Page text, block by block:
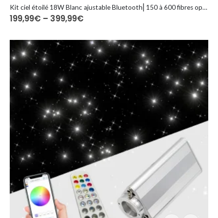
wiele
można
wybrać
na
stronie
produktu
Kit ciel étoilé 18W Blanc ajustable Bluetooth⎜150 à 600 fibres optiques
199,99€ – 399,99€
199,99€
do
399,99€